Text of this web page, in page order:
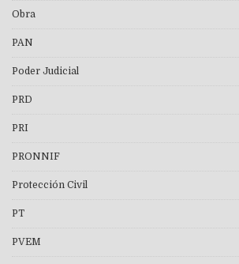
Obra
PAN
Poder Judicial
PRD
PRI
PRONNIF
Protección Civil
PT
PVEM